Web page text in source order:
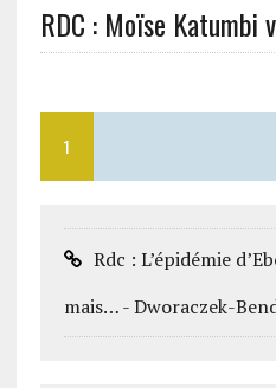
RDC : Moïse Katumbi
1
Rdc : L’épidémie
mais… - Dworaczek-